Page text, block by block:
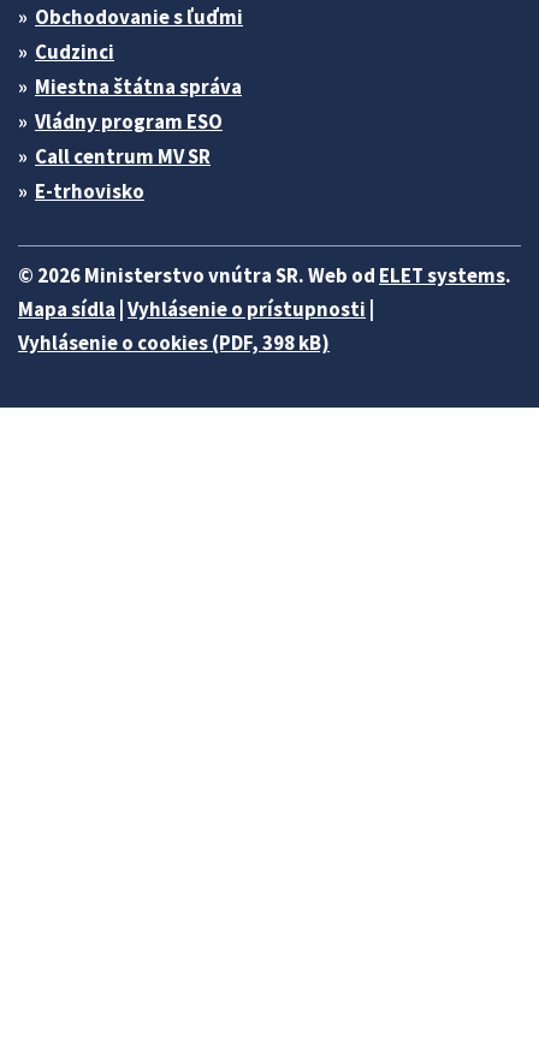
Obchodovanie s ľuďmi
Cudzinci
Miestna štátna správa
Vládny program ESO
Call centrum MV SR
E-trhovisko
© 2026 Ministerstvo vnútra SR. Web od ELET systems.
Mapa sídla Vyhlásenie o prístupnosti
Vyhlásenie o cookies (PDF, 398 kB)